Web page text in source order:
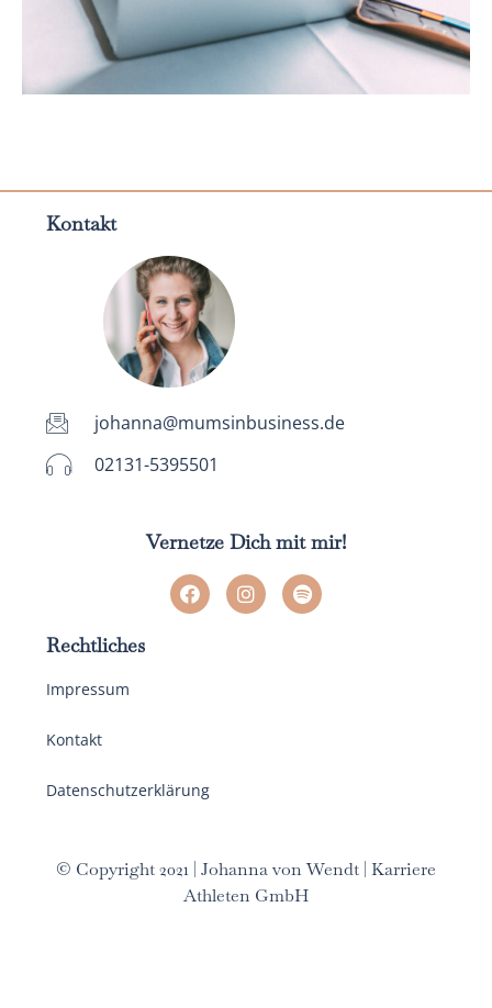
Kontakt
johanna@mumsinbusiness.de
02131-5395501
Vernetze Dich mit mir!
Rechtliches
Impressum
Kontakt
Datenschutzerklärung
© Copyright 2021 | Johanna von Wendt | Karriere
Athleten GmbH